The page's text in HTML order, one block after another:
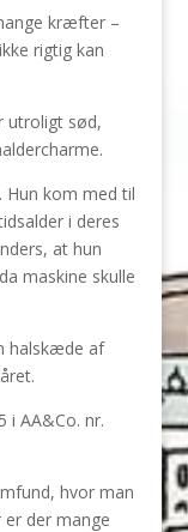
kræfter –
rigtig kan
utroligt sød,
Hun kom med til
i deres
at hun
maskine skulle
halskæde af
i AA&Co. nr.
hvor man
der mange